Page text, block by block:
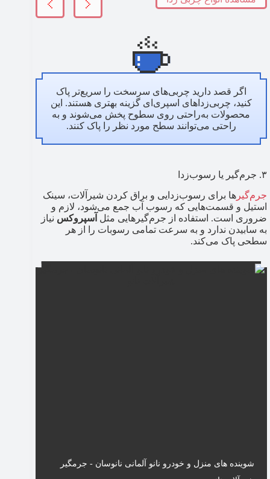
اگر قصد دارید چربی‌های سرسخت را سریع‌تر پاک
کنید، چربی‌زداهای اسپری‌ای گزینه‌ بهتری هستند. این
محصولات به‌راحتی روی سطوح پخش می‌شوند و به
راحتی می‌توانند سطح مورد نظر را پاک کنند.
۳. جرم‌گیر یا رسوب‌زدا
جرم‌گیر ها برای رسوب‌زدایی و براق کردن شیرآلات، سینک
استیل و قسمت‌هایی که رسوب آب جمع می‌شود، لازم و
ضروری است. استفاده از جرم‌گیرهایی مثل آسپروکس نیاز
به سابیدن ندارد و به سرعت تمامی رسوبات را از هر
سطحی پاک می‌کند.
شوینده های منزل و خودرو نانو آلمانی نانوسان - جرمگیر